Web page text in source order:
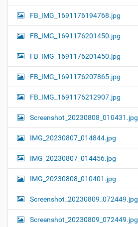
FB_IMG_1691176194768.jpg
FB_IMG_1691176201450.jpg
FB_IMG_1691176201450.jpg
FB_IMG_1691176207865.jpg
FB_IMG_1691176212907.jpg
Screenshot_20230808_010431.jpg
IMG_20230807_014844.jpg
IMG_20230807_014456.jpg
IMG_20230808_010401.jpg
Screenshot_20230809_072449.jpg
Screenshot_20230809_072449.jpg